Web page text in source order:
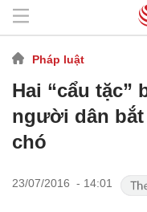
Pháp luật
Hai “cẩu tặc”
người dân
chó
23/07/2016 - 14:01